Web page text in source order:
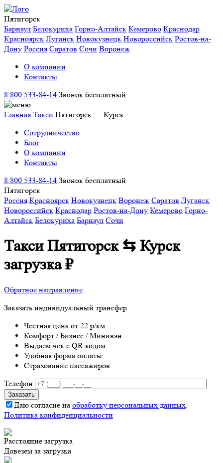
Пятигорск
Барнаул Белокуриха Горно-Алтайск Кемерово Краснодар
Красноярск Луганск Новокузнецк Новороссийск Ростов-на-
Дону Россия Саратов Сочи Воронеж
О компании
Контакты
8 800 533-84-14 Звонок бесплатный
Главная Такси Пятигорск — Курск
Сотрудничество
Блог
О компании
Контакты
8 800 533-84-14 Звонок бесплатный
Пятигорск
Россия Красноярск Новокузнецк Воронеж Саратов Луганск
Новороссийск Краснодар Ростов-на-Дону Кемерово Горно-
Алтайск Белокуриха Барнаул Сочи
Такси Пятигорск ⇆ Курск
загрузка₽
Обратное направление
Заказать индивидуальный трансфер
Честная цена от 22 р/км
Комфорт / Бизнес / Минивэн
Выдаем чек с QR кодом
Удобная форма оплаты
Страхование пассажиров
Телефон
Даю согласие на обработку персональных данных.
Политика конфиденциальности
Расстояние загрузка
Довезем за загрузка